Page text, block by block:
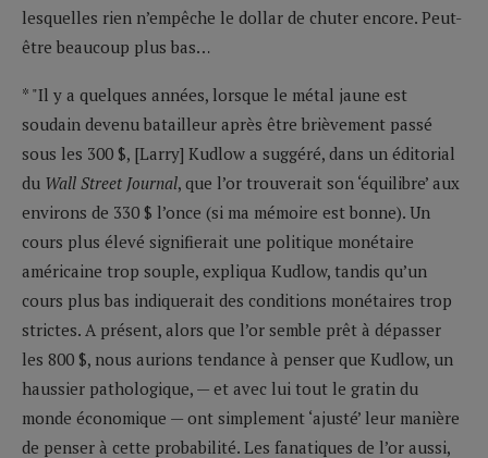
lesquelles rien n’empêche le dollar de chuter encore. Peut-
être beaucoup plus bas…
* "Il y a quelques années, lorsque le métal jaune est
soudain devenu batailleur après être brièvement passé
sous les 300 $, [Larry] Kudlow a suggéré, dans un éditorial
du Wall Street Journal, que l’or trouverait son ‘équilibre’ aux
environs de 330 $ l’once (si ma mémoire est bonne). Un
cours plus élevé signifierait une politique monétaire
américaine trop souple, expliqua Kudlow, tandis qu’un
cours plus bas indiquerait des conditions monétaires trop
strictes. A présent, alors que l’or semble prêt à dépasser
les 800 $, nous aurions tendance à penser que Kudlow, un
haussier pathologique, — et avec lui tout le gratin du
monde économique — ont simplement ‘ajusté’ leur manière
de penser à cette probabilité. Les fanatiques de l’or aussi,